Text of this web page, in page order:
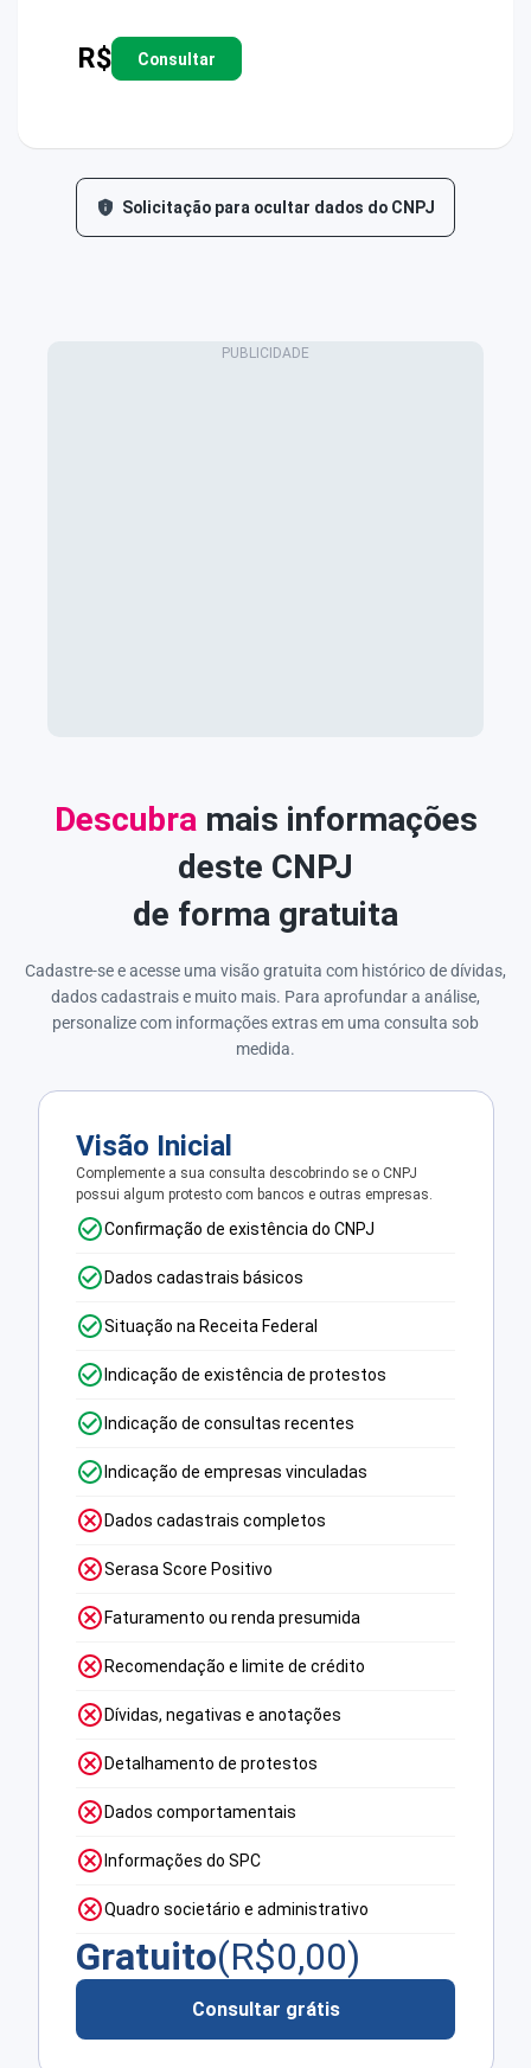
R$ Consultar
Solicitação para ocultar dados do CNPJ
Descubramais informações
deste CNPJ
de forma gratuita
Cadastre-se e acesse uma visão gratuita com histórico de dívidas,
dados cadastrais e muito mais. Para aprofundar a análise,
personalize com informações extras em uma consulta sob
medida.
Visão Inicial
Complemente a sua consulta descobrindo se o CNPJ
possui algum protesto com bancos e outras empresas.
Confirmação de existência do CNPJ
Dados cadastrais básicos
Situação na Receita Federal
Indicação de existência de protestos
Indicação de consultas recentes
Indicação de empresas vinculadas
Dados cadastrais completos
Serasa Score Positivo
Faturamento ou renda presumida
Recomendação e limite de crédito
Dívidas, negativas e anotações
Detalhamento de protestos
Dados comportamentais
Informações do SPC
Quadro societário e administrativo
Gratuito(R$0,00)
Consultar grátis